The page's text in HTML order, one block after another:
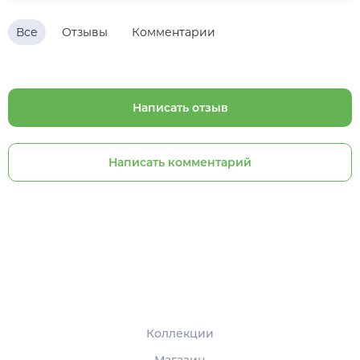
Все Отзывы Комментарии
Написать отзыв
Написать комментарий
Коллекции